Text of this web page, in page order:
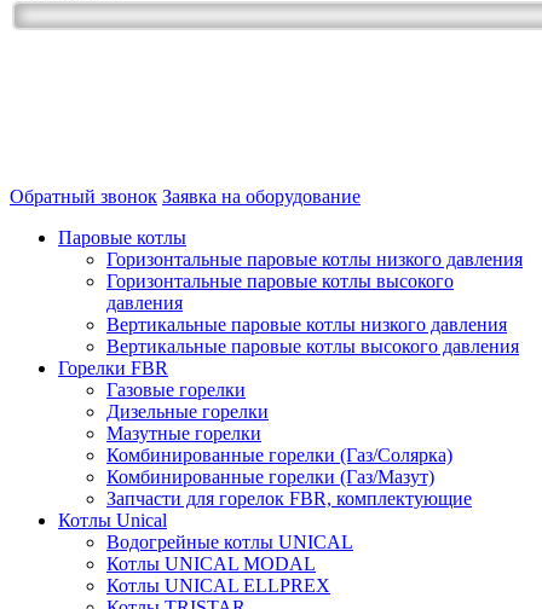
Обратный звонок Заявка на оборудование
Паровые котлы
Горизонтальные паровые котлы низкого давления
Горизонтальные паровые котлы высокого
давления
Вертикальные паровые котлы низкого давления
Вертикальные паровые котлы высокого давления
Горелки FBR
Газовые горелки
Дизельные горелки
Мазутные горелки
Комбинированные горелки (Газ/Солярка)
Комбинированные горелки (Газ/Мазут)
Запчасти для горелок FBR, комплектующие
Котлы Unical
Водогрейные котлы UNICAL
Котлы UNICAL MODAL
Котлы UNICAL ELLPREX